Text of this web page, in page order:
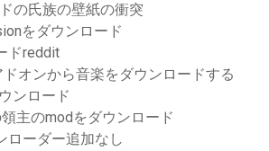
の氏族の壁紙の衝突
をダウンロード
ドreddit
ドオンから音楽をダウンロードする
ンロード
主のmodをダウンロード
ローダー追加なし